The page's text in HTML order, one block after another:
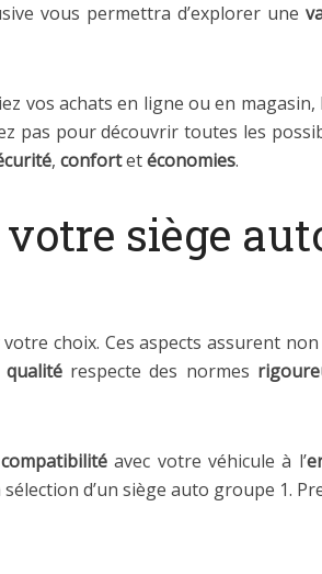
vous permettra d’explorer une
vos achats en ligne ou en magasin,
pas pour découvrir toutes les
, confortetéconomies.
siège
choix. Ces aspects assurent
qualité respecte des normes
compatibilité avec votre véhicule à l’
d’un siège auto groupe 1.